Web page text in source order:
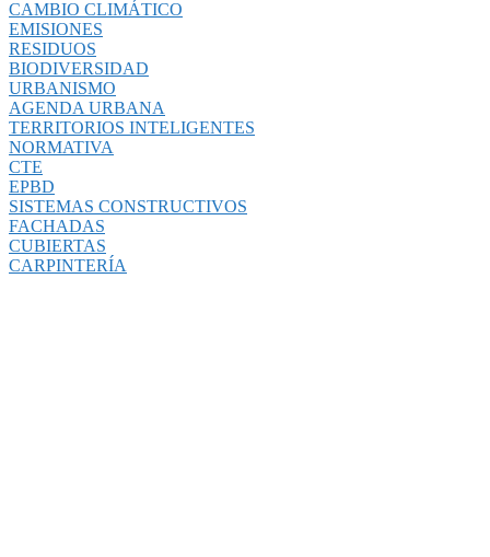
CAMBIO CLIMÁTICO
EMISIONES
RESIDUOS
BIODIVERSIDAD
URBANISMO
AGENDA URBANA
TERRITORIOS INTELIGENTES
NORMATIVA
CTE
EPBD
SISTEMAS CONSTRUCTIVOS
FACHADAS
CUBIERTAS
CARPINTERÍA